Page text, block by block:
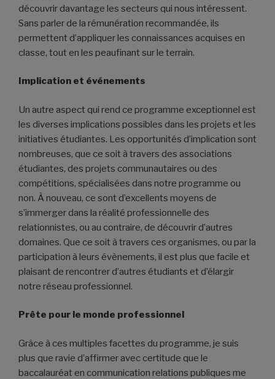
découvrir davantage les secteurs qui nous intéressent.
Sans parler de la rémunération recommandée, ils
permettent d’appliquer les connaissances acquises en
classe, tout en les peaufinant sur le terrain.
Implication et événements
Un autre aspect qui rend ce programme exceptionnel est
les diverses implications possibles dans les projets et les
initiatives étudiantes. Les opportunités d’implication sont
nombreuses, que ce soit à travers des associations
étudiantes, des projets communautaires ou des
compétitions, spécialisées dans notre programme ou
non. À nouveau, ce sont d’excellents moyens de
s’immerger dans la réalité professionnelle des
relationnistes, ou au contraire, de découvrir d’autres
domaines. Que ce soit à travers ces organismes, ou par la
participation à leurs évènements, il est plus que facile et
plaisant de rencontrer d’autres étudiants et d’élargir
notre réseau professionnel.
Prête pour le monde professionnel
Grâce à ces multiples facettes du programme, je suis
plus que ravie d’affirmer avec certitude que le
baccalauréat en communication relations publiques me